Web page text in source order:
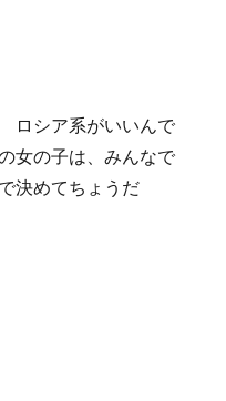
ロシア系がいいんで
女の子は、みんなで
決めてちょうだ